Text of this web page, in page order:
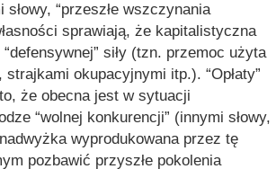
“przeszłe wszczynania
sprawiają, że kapitalistyczna
siły (tzn. przemoc użyta
okupacyjnymi itp.). “Opłaty”
że obecna jest w sytuacji
“wolnej konkurencji” (innymi słowy,
wyprodukowana przez tę
pozbawić przyszłe pokolenia